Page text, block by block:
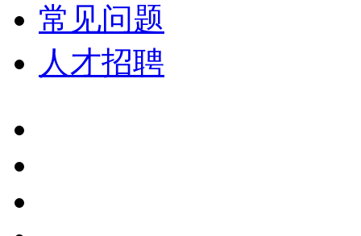
常见问题
人才招聘